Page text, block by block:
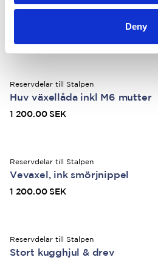
Deny
Reservdelar till Stalpen
Reservdelar till Stalpen
Huv växellåda inkl M6 mutter
1 200.00 SEK
Reservdelar till Stalpen
Vevaxel, ink smörjnippel
1 200.00 SEK
Reservdelar till Stalpen
Stort kugghjul & drev